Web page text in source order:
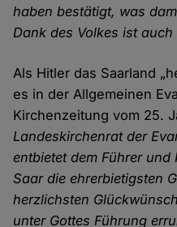
haben bestätigt, was
Dank des Volkes ist
Als Hitler das Saarland
es in der Allgemeinen
Kirchenzeitung vom 25.
Landeskirchenrat der
entbietet dem Führer
Saar die ehrerbietigsten
herzlichsten
unter Gottes Führung